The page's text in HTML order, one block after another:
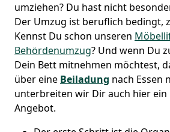
umziehen? Du hast nicht
Der Umzug ist beruflich bedingt,
Kennst Du schon unseren
Behördenumzug? Und wenn Du
Dein Bett mitnehmen möchtest,
über eine Beiladung nach Essen
unterbreiten wir Dir auch hier ein
Angebot.